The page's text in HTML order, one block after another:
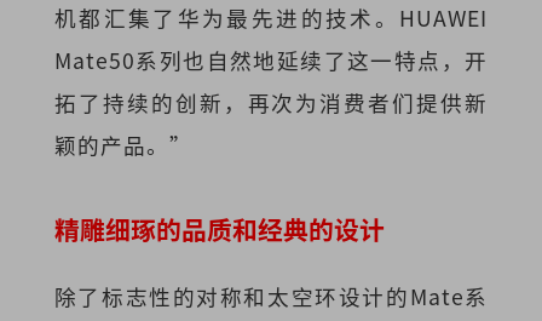
机都汇集了华为最先进的技术。HUAWEI
Mate50系列也自然地延续了这一特点，开
拓了持续的创新，再次为消费者们提供新
颖的产品。”
精雕细琢的品质和经典的设计
除了标志性的对称和太空环设计的Mate系